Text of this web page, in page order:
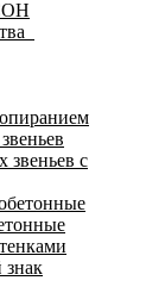
звеньев с